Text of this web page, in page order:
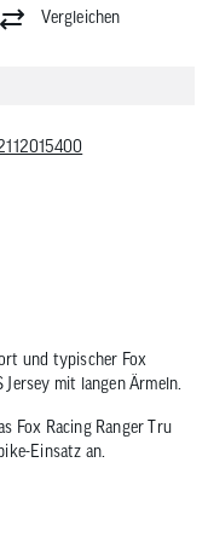
Vergleichen
und typischer Fox
mit langen Ärmeln.
Fox Racing Ranger Tru
Einsatz an.